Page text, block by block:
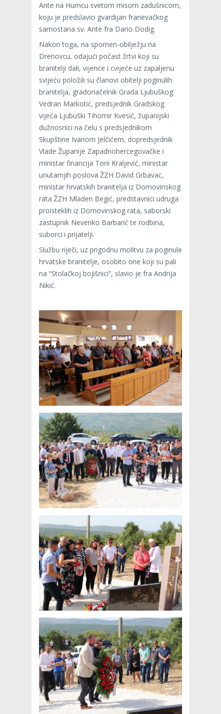
Ante na Humcu svetom misom zadušnicom,
koju je predslavio gvardijan franevačkog
samostana sv. Ante fra Dario Dodig.
Nakon toga, na spomen-obilježju na
Drenovcu, odajući počast žrtvi koji su
branitelji dali, vijence i cvijeće uz zapaljenu
svijeću položili su članovi obitelji poginulih
branitelja, gradonačelnik Grada Ljubuškog
Vedran Markotić, predsjednik Gradskog
vijeća Ljubuški Tihomir Kvesić, županijski
dužnosnici na čelu s predsjednikom
Skupštine Ivanom Jelčićem, dopredsjednik
Vlade Županije Zapadnohercegovačke i
ministar financija Toni Kraljević, ministar
unutarnjih poslova ŽZH David Grbavac,
ministar hrvatskih branitelja iz Domovinskog
rata ŽZH Mladen Begić, predstavnici udruga
proisteklih iz Domovinskog rata, saborski
zastupnik Nevenko Barbarić te rodbina,
suborci i prijatelji.
Službu riječi, uz prigodnu molitvu za poginule
hrvatske branitelje, osobito one koji su pali
na “Stolačkoj bojišnici”, slavio je fra Andrija
Nikić.